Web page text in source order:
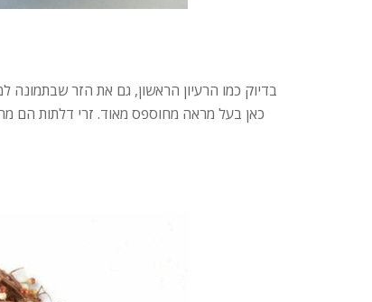
בדיוק כמו הרעיון הראשון, גם את הזר
כאן בעל מראה מחוספס מאוד. זרי דלתות הם